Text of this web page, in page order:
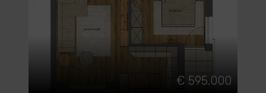
€ 595.000